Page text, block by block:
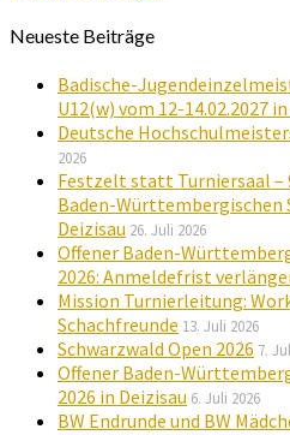
Neueste Beiträge
Badische-
U12(w) vom 12-14.02.2027
Deutsche
2026
Festzelt statt Turniersaal –
Baden-Württembergischen
Deizisau 26. Juli 2026
Offener Baden-
2026: Anmeldefrist
Mission Turnierleitung:
Schachfreunde 13. Juli 2026
Schwarzwald Open 2026 7.
Offener Baden-
2026 in Deizisau 6. Juli 2026
BW Endrunde und BW